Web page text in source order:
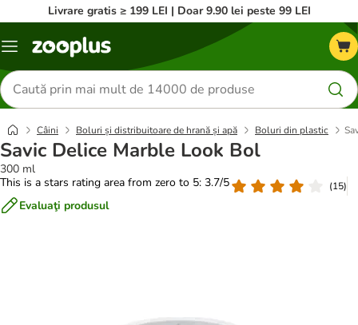
Livrare gratis ≥ 199 LEI | Doar 9.90 lei peste 99 LEI
Categorii
Căutare
produse
Câini Boluri și distribuitoare de hrană și apă Boluri din plastic
Savic Delice Marble Look Bol
300 ml
This is a stars rating area from zero to 5: 3.7/5
(15)
Evaluaţi produsul